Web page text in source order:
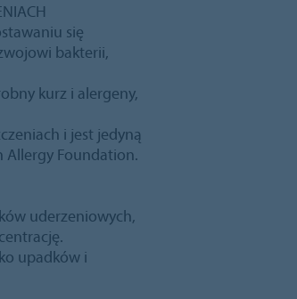
się
bakterii,
kurz i alergeny,
i jest jedyną
Allergy Foundation.
uderzeniowych,
upadków i